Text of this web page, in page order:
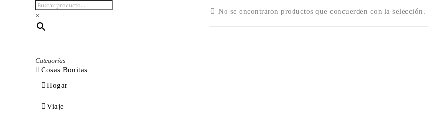
No se encontraron productos que concuerden con la selección.
×
Categorías
Cosas Bonitas
Hogar
Viaje